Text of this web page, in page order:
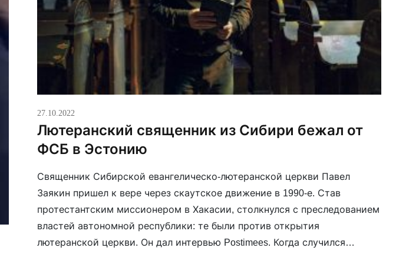
27.10.2022
Лютеранский священник из Сибири бежал от
ФСБ в Эстонию
Священник Сибирской евангелическо-лютеранской церкви Павел
Заякин пришел к вере через скаутское движение в 1990-е. Став
протестантским миссионером в Хакасии, столкнулся с преследованием
властей автономной республики: те были против открытия
лютеранской церкви. Он дал интервью Postimees. Когда случился